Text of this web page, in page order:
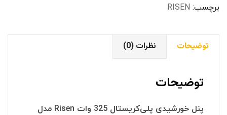
6-
عدد
برچسب: RISEN
توضیحات نظرات (0)
توضیحات
پنل خورشیدی پلی‌کریستال 325 وات Risen مدل